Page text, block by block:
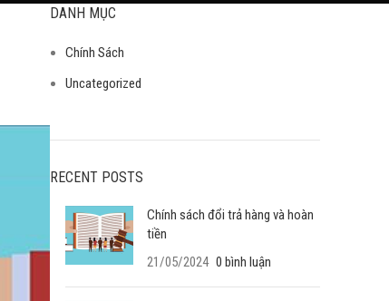
DANH MỤC
Chính Sách
Uncategorized
RECENT POSTS
Chính sách đổi trả hàng và hoàn
tiền
21/05/2024 0 bình luận